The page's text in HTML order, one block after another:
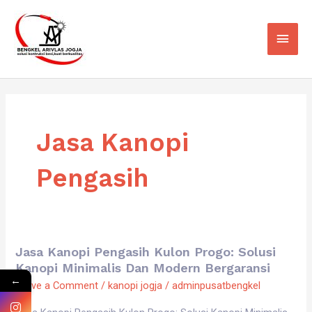
content
Jasa Kanopi
Pengasih
Jasa Kanopi Pengasih Kulon Progo: Solusi
Kanopi Minimalis Dan Modern Bergaransi
Leave a Comment /kanopi jogja /adminpusatbengkel
Jasa
Kanopi
Pengasih
Kulon
←